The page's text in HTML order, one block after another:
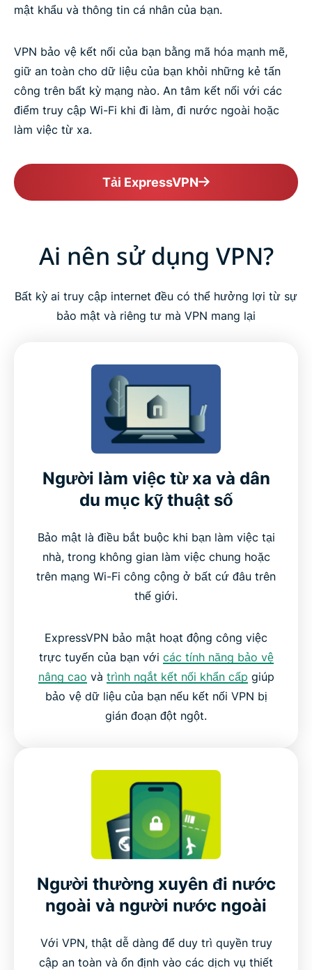
mật khẩu và thông tin cá nhân của bạn.
VPN bảo vệ kết nối của bạn bằng mã hóa mạnh mẽ,
giữ an toàn cho dữ liệu của bạn khỏi những kẻ tấn
công trên bất kỳ mạng nào. An tâm kết nối với các
điểm truy cập Wi-Fi khi đi làm, đi nước ngoài hoặc
làm việc từ xa.
Tải ExpressVPN
Ai nên sử dụng VPN?
Bất kỳ ai truy cập internet đều có thể hưởng lợi từ sự
bảo mật và riêng tư mà VPN mang lại
Người làm việc từ xa và dân
du mục kỹ thuật số
Bảo mật là điều bắt buộc khi bạn làm việc tại
nhà, trong không gian làm việc chung hoặc
trên mạng Wi-Fi công cộng ở bất cứ đâu trên
thế giới.
ExpressVPN bảo mật hoạt động công việc
trực tuyến của bạn với các tính năng bảo vệ
nâng cao và trình ngắt kết nối khẩn cấp giúp
bảo vệ dữ liệu của bạn nếu kết nối VPN bị
gián đoạn đột ngột.
Người thường xuyên đi nước
ngoài và người nước ngoài
Với VPN, thật dễ dàng để duy trì quyền truy
cập an toàn và ổn định vào các dịch vụ thiết